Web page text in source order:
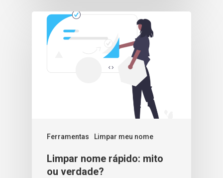
Ferramentas Limpar meu nome
Limpar nome rápido: mito
ou verdade?